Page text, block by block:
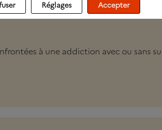
à une addiction avec ou sans
Réglages Accepter